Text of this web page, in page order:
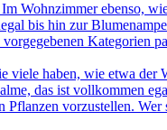
Wohnzimmer ebenso,
bis hin zur
Kategorien
haben, wie etwa der
das ist vollkommen
vorzustellen.